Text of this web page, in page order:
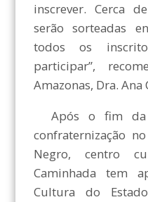
inscrever. Cerca
serão sorteadas
todos os
participar”,
Amazonas, Dra.
Após o fim da
confraternização
Negro, centro
Caminhada tem
Cultura do